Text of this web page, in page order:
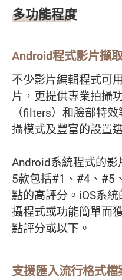
多功能程度
Android程式影片擷
不少影片編輯程式可
片，更提供專業拍攝
（filters）和臉部特
攝模式及豐富的設置
Android系統程式的
5款包括#1、#4、#5
點的高評分。iOS系
攝程式或功能簡單而
點評分或以下。
支援匯入流行格式檔